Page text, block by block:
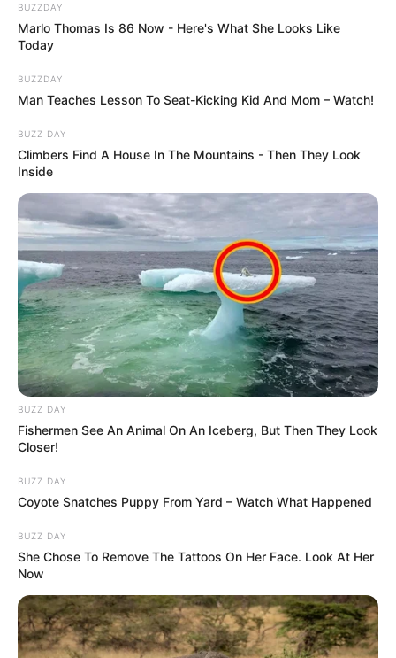
BUZZDAY
Marlo Thomas Is 86 Now - Here's What She Looks Like
Today
BUZZDAY
Man Teaches Lesson To Seat-Kicking Kid And Mom – Watch!
BUZZ DAY
Climbers Find A House In The Mountains - Then They Look
Inside
BUZZ DAY
Fishermen See An Animal On An Iceberg, But Then They Look
Closer!
BUZZ DAY
Coyote Snatches Puppy From Yard – Watch What Happened
BUZZ DAY
She Chose To Remove The Tattoos On Her Face. Look At Her
Now